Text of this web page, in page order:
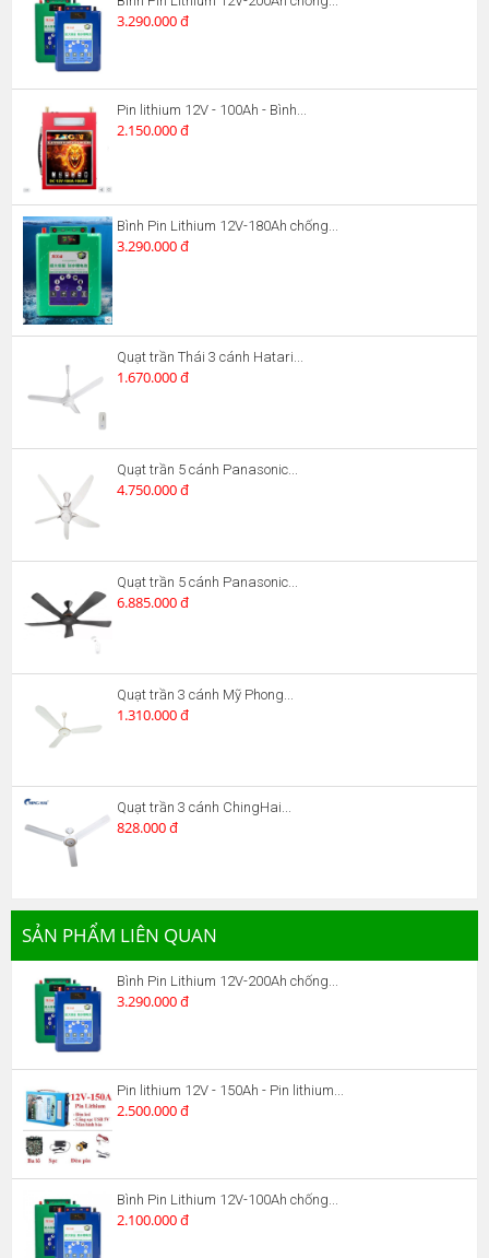
3.290.000 đ
Pin lithium 12V - 100Ah - Bình...
2.150.000 đ
Bình Pin Lithium 12V-180Ah chống...
3.290.000 đ
Quạt trần Thái 3 cánh Hatari...
1.670.000 đ
Quạt trần 5 cánh Panasonic...
4.750.000 đ
Quạt trần 5 cánh Panasonic...
6.885.000 đ
Quạt trần 3 cánh Mỹ Phong...
1.310.000 đ
Quạt trần 3 cánh ChingHai...
828.000 đ
SẢN PHẨM LIÊN QUAN
Bình Pin Lithium 12V-200Ah chống...
3.290.000 đ
Pin lithium 12V - 150Ah - Pin lithium...
2.500.000 đ
Bình Pin Lithium 12V-100Ah chống...
2.100.000 đ